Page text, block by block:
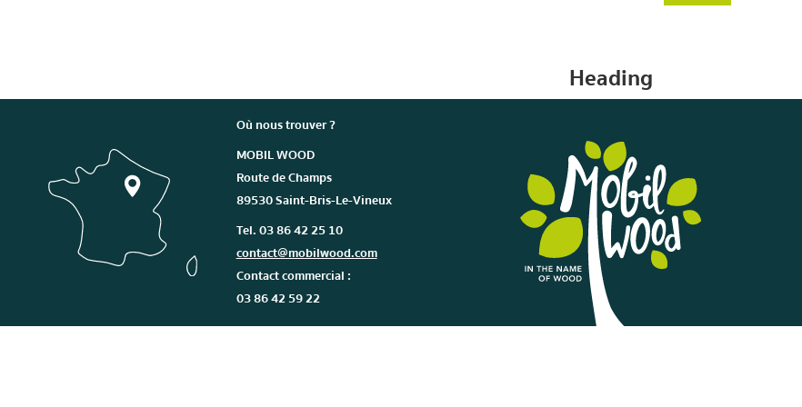
Heading
Où nous trouver ?
MOBIL WOOD
Route de Champs
89530 Saint-Bris-Le-Vineux
Tel. 03 86 42 25 10
contact@mobilwood.com
Contact commercial :
03 86 42 59 22